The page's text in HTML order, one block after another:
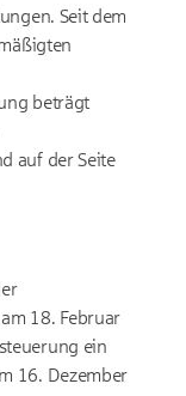
Seit dem
beträgt
auf der Seite
18. Februar
ein
16. Dezember